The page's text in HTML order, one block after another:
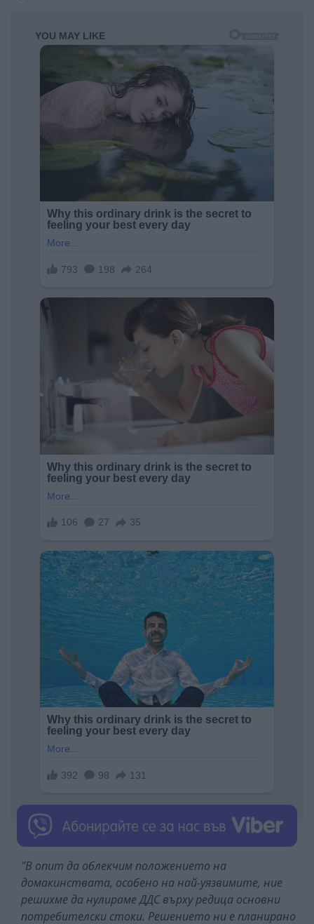
"В опит да облекчим положението на
домакинствата, особено на най-уязвимите, ние
решихме да нулираме ДДС върху редица основни
потребителски стоки. Решението ни е планирано